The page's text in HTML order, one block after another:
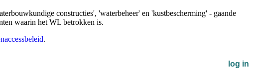
constructies', 'waterbeheer' en 'kustbescherming' - gaande
waarin het WL betrokken is.
.
log in